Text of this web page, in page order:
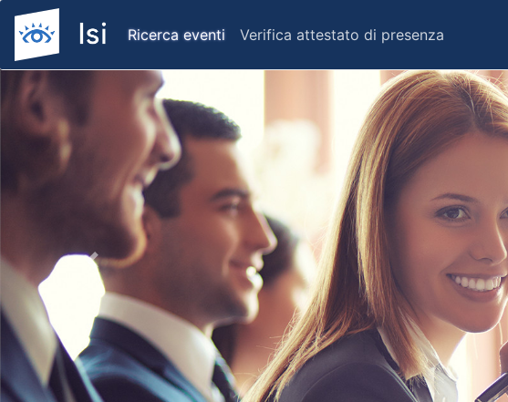
Ricerca eventi Verifica attestato di presenza
Previous